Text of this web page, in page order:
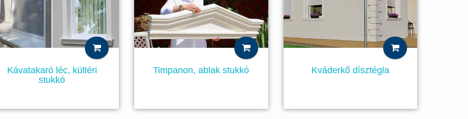
Kávatakaró léc, kültéri
stukkó
Timpanon, ablak stukkó Kváderkő dísztégla